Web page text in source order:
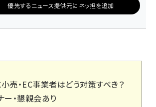
優先するニュース提供元にネッ担を追加
売・EC事業者はどう対策すべき？
ー・懇親会あり